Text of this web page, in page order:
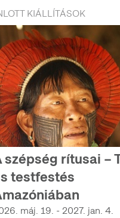
KIÁLLÍTÁSOK
szépség rítusai –
testfestés
máj. 19. - 2027. jan. 4.